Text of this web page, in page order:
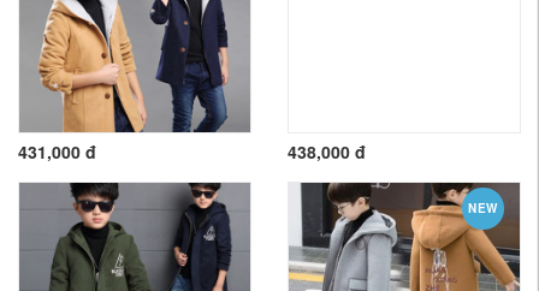
431,000 đ 438,000 đ
NEW